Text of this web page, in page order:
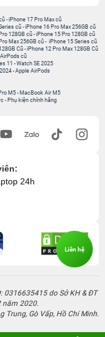
-iPhone 17 Pro Max cũ
cũ- iPhone 16 Pro Max 256GB cũ
128GB cũ-iPhone 15 Pro 128GB cũ
Max 256GB cũ- iPhone 15 Series cũ
Cũ-iPhone 12 Pro Max 128GB Cũ
AirPods cũ
11 -Watch SE 2025
-Apple AirPods
M5- MacBook Air M5
- Phụ kiện chính hãng
24h
0316635415 do Sở KH & ĐT
năm 2020.
Trung, Gò Vấp, Hồ Chí Minh.
Liên hệ